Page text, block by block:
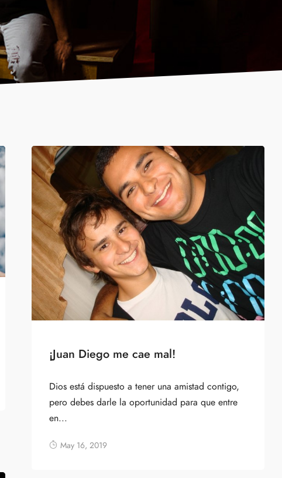
¡Juan Diego me cae mal!
Dios está dispuesto a tener una amistad contigo,
pero debes darle la oportunidad para que entre
en...
May 16, 2019